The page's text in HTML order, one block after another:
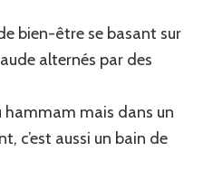
bien-être se basant sur
alternés par des
hammam mais dans un
c’est aussi un bain de